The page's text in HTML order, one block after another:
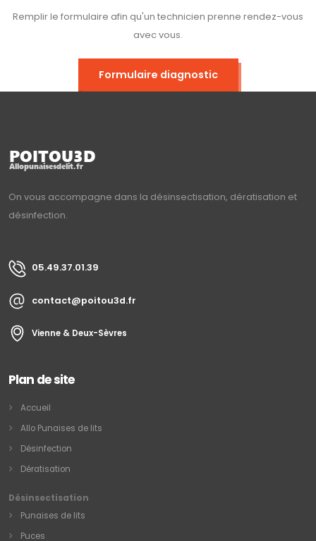
Remplir le formulaire afin qu'un technicien prenne rendez-vous
avec vous.
Formulaire diagnostic
On vous accompagne dans la désinsectisation, dératisation et
désinfection.
05.49.37.01.39
contact@poitou3d.fr
Vienne & Deux-Sèvres
Plan de site
Accueil
Allo Punaises de lits
Désinfection
Dératisation
Désinsectisation
Punaises de lits
Puces